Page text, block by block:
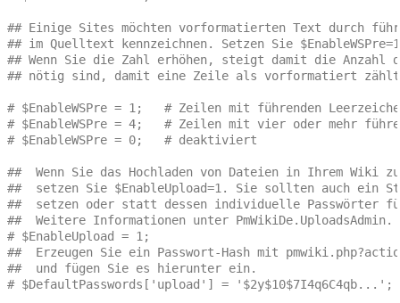
## Einige Sites möchten vorformatierten Text durch
## im Quelltext kennzeichnen. Setzen Sie
## Wenn Sie die Zahl erhöhen, steigt damit die Anzahl
## nötig sind, damit eine Zeile als vorformatiert
# $EnableWSPre = 1;   # Zeilen mit führenden
# $EnableWSPre = 4;   # Zeilen mit vier oder mehr
# $EnableWSPre = 0;   # deaktiviert
##  Wenn Sie das Hochladen von Dateien in Ihrem Wiki
##  setzen Sie $EnableUpload=1. Sie sollten auch ein
##  setzen oder statt dessen individuelle Passwörter
##  Weitere Informationen unter PmWikiDe.UploadsAdmin.
# $EnableUpload = 1;
##  Erzeugen Sie ein Passwort-Hash mit
##  und fügen Sie es hierunter ein.
# $DefaultPasswords['upload'] = '$2y$10$7I4q6C4qb...';